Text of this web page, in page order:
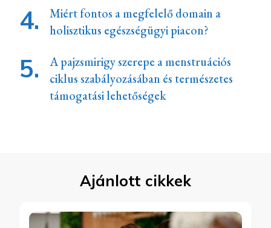
Miért fontos a megfelelő domain a
holisztikus egészségügyi piacon?
A pajzsmirigy szerepe a menstruációs
ciklus szabályozásában és természetes
támogatási lehetőségek
Ajánlott cikkek